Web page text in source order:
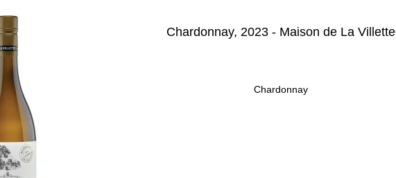
Chardonnay, 2023 - Maison de La Villette
Chardonnay